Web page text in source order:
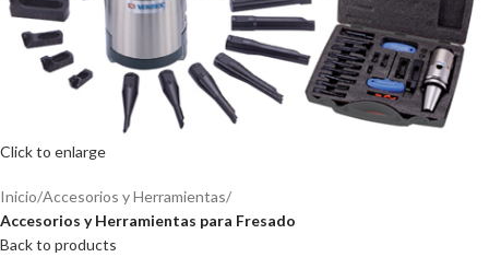
Click to enlarge
Inicio Accesorios y Herramientas
Accesorios y Herramientas para Fresado
Back to products